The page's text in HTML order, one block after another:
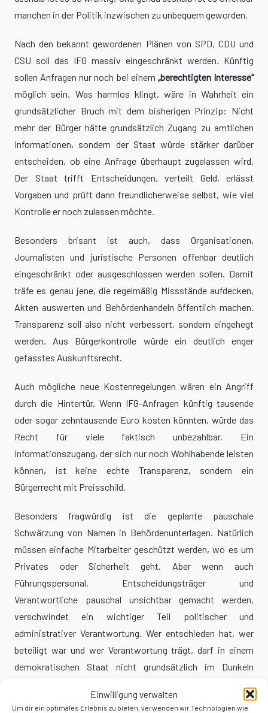
Einwilligung verwalten
Um dir ein optimales Erlebnis zu bieten, verwenden wir Technologien wie
manchen in der Politik inzwischen zu unbequem geworden.
Nach den bekannt gewordenen Plänen von SPD, CDU und
CSU soll das IFG massiv eingeschränkt werden. Künftig
sollen Anfragen nur noch bei einem „berechtigten Interesse“
möglich sein. Was harmlos klingt, wäre in Wahrheit ein
grundsätzlicher Bruch mit dem bisherigen Prinzip: Nicht
mehr der Bürger hätte grundsätzlich Zugang zu amtlichen
Informationen, sondern der Staat würde stärker darüber
entscheiden, ob eine Anfrage überhaupt zugelassen wird.
Der Staat trifft Entscheidungen, verteilt Geld, erlässt
Vorgaben und prüft dann freundlicherweise selbst, wie viel
Kontrolle er noch zulassen möchte.
Besonders brisant ist auch, dass Organisationen,
Journalisten und juristische Personen offenbar deutlich
eingeschränkt oder ausgeschlossen werden sollen. Damit
träfe es genau jene, die regelmäßig Missstände aufdecken,
Akten auswerten und Behördenhandeln öffentlich machen.
Transparenz soll also nicht verbessert, sondern eingehegt
werden. Aus Bürgerkontrolle würde ein deutlich enger
gefasstes Auskunftsrecht.
Auch mögliche neue Kostenregelungen wären ein Angriff
durch die Hintertür. Wenn IFG-Anfragen künftig tausende
oder sogar zehntausende Euro kosten könnten, würde das
Recht für viele faktisch unbezahlbar. Ein
Informationszugang, der sich nur noch Wohlhabende leisten
können, ist keine echte Transparenz, sondern ein
Bürgerrecht mit Preisschild.
Besonders fragwürdig ist die geplante pauschale
Schwärzung von Namen in Behördenunterlagen. Natürlich
müssen einfache Mitarbeiter geschützt werden, wo es um
Privates oder Sicherheit geht. Aber wenn auch
Führungspersonal, Entscheidungsträger und
Verantwortliche pauschal unsichtbar gemacht werden,
verschwindet ein wichtiger Teil politischer und
administrativer Verantwortung. Wer entschieden hat, wer
beteiligt war und wer Verantwortung trägt, darf in einem
demokratischen Staat nicht grundsätzlich im Dunkeln